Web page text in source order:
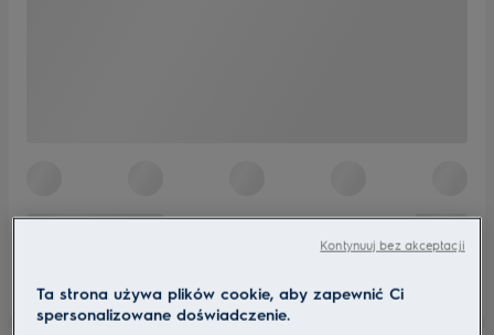
Ta strona używa plików cookie, aby zapewnić Ci
spersonalizowane doświadczenie.
Kontynuuj bez akceptacji